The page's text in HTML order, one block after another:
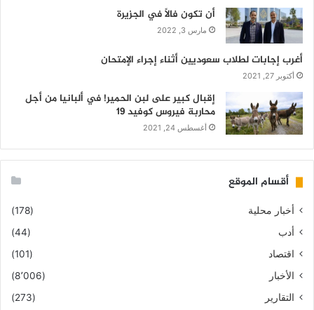
أن تكون فالاً في الجزيرة
مارس 3, 2022
أغرب إجابات لطلاب سعوديين أثناء إجراء الإمتحان
أكتوبر 27, 2021
إقبال كبير على لبن الحمير! في ألبانيا من أجل
محاربة فيروس كوفيد 19
أغسطس 24, 2021
أقسام الموقع
أخبار محلية
(178)
أدب
(44)
اقتصاد
(101)
الأخبار
(8٬006)
التقارير
(273)